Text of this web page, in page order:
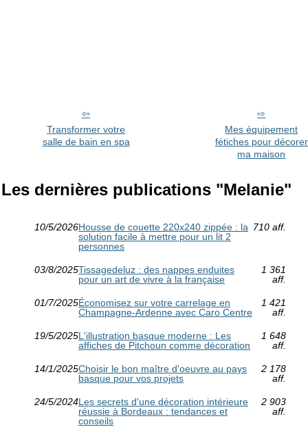
Transformer votre
salle de bain en spa
Mes équipement
fétiches pour décorer
ma maison
Les dernières publications "Melanie"
10/5/2026Housse de couette 220x240 zippée : la
solution facile à mettre pour un lit 2
personnes
710 aff.
03/8/2025Tissagedeluz : des nappes enduites
pour un art de vivre à la française
1 361
aff.
01/7/2025Économisez sur votre carrelage en
Champagne-Ardenne avec Caro Centre
1 421
aff.
19/5/2025L'illustration basque moderne : Les
affiches de Pitchoun comme décoration
1 648
aff.
14/1/2025Choisir le bon maître d'oeuvre au pays
basque pour vos projets
2 178
aff.
24/5/2024Les secrets d'une décoration intérieure
réussie à Bordeaux : tendances et
conseils
2 903
aff.